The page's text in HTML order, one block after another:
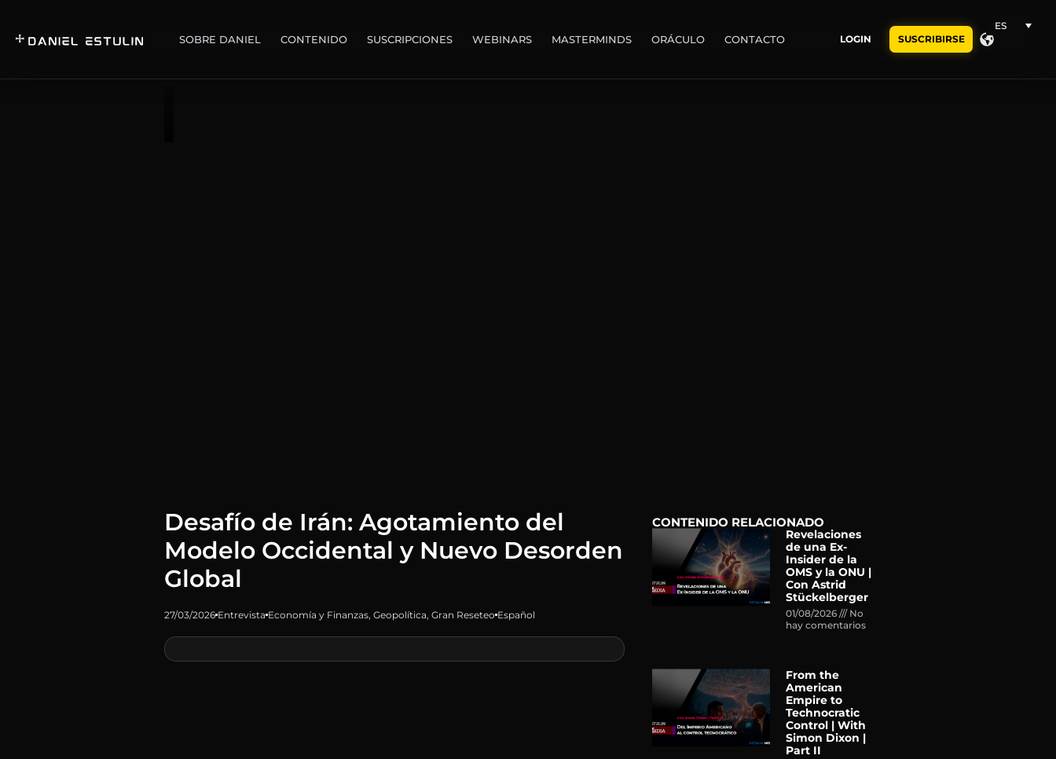
SOBRE DANIEL CONTENIDO SUSCRIPCIONES WEBINARS MASTERMINDS ORÁCULO CONTACTO LOGIN SUSCRIBIRSE
ES
Desafío de Irán: Agotamiento del
Modelo Occidental y Nuevo Desorden
Global
27/03/2026 Entrevista Economía y Finanzas, Geopolítica, Gran Reseteo Español
CONTENIDO RELACIONADO
Revelaciones
de una Ex-
Insider de la
OMS y la ONU |
Con Astrid
Stückelberger
01/08/2026
No
hay comentarios
From the
American
Empire to
Technocratic
Control | With
Simon Dixon |
Part II